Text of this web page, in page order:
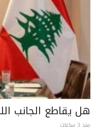
هل يقاطع الجانب
منذ 3 ساعات